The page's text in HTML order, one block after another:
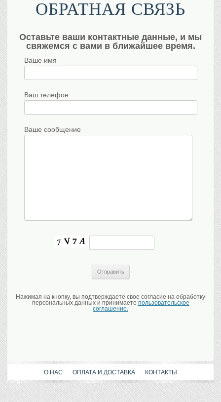
ОБРАТНАЯ СВЯЗЬ
Оставьте ваши контактные данные, и мы
свяжемся с вами в ближайшее время.
Ваше имя
Ваш телефон
Ваше сообщение
Нажимая на кнопку, вы подтверждаете свое согласие на обработку
персональных данных и принимаете пользовательское
соглашение.
О НАС ОПЛАТА И ДОСТАВКА КОНТАКТЫ